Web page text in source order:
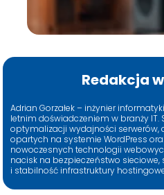
Redakcja
Adrian Gorzałek – inżynier
letnim doświadczeniem w branży IT.
optymalizacji wydajności serwerów,
opartych na systemie WordPress
nowoczesnych technologii
nacisk na bezpieczeństwo sieciowe,
i stabilność infrastruktury